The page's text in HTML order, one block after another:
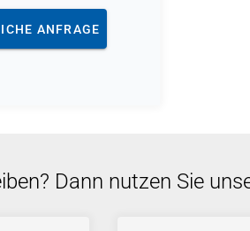
ANFRAGE
Dann nutzen Sie